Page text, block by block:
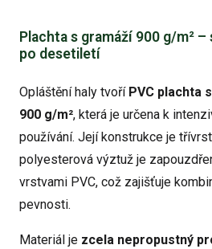
Plachta s gramáží 900 g/m²
po desetiletí
Opláštění haly tvoří PVC plachta
900 g/m², která je určena k
používání. Její konstrukce je
polyesterová výztuž je
vrstvami PVC, což zajišťuje
pevnosti.
Materiál je zcela nepropustný